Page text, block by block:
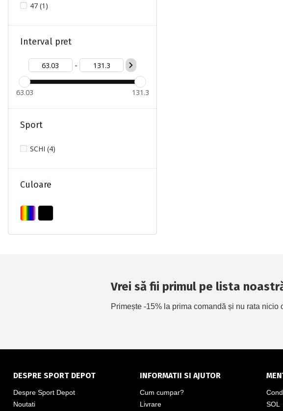
47 (1)
Interval pret
-
63.03 131.3
Sport
SCHI (4)
Culoare
Vrei să fii primul pe lista
Primește -15% la prima comandă și nu rata nicio
DESPRE SPORT DEPOT
Despre Sport Depot
Noutati
INFORMATII SI AJUTOR
Cum cumpar?
Livrare
SOL